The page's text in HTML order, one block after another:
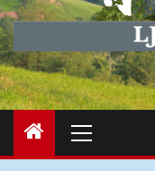
Menu